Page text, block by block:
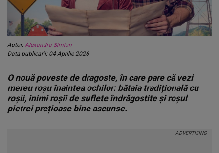
Autor:Alexandra Simion
Data publicarii: 04 Aprilie 2026
O nouă poveste de dragoste, în care pare că vezi
mereu roșu înaintea ochilor: bătaia tradițională cu
roșii, inimi roșii de suflete îndrăgostite și roșul
pietrei prețioase bine ascunse.